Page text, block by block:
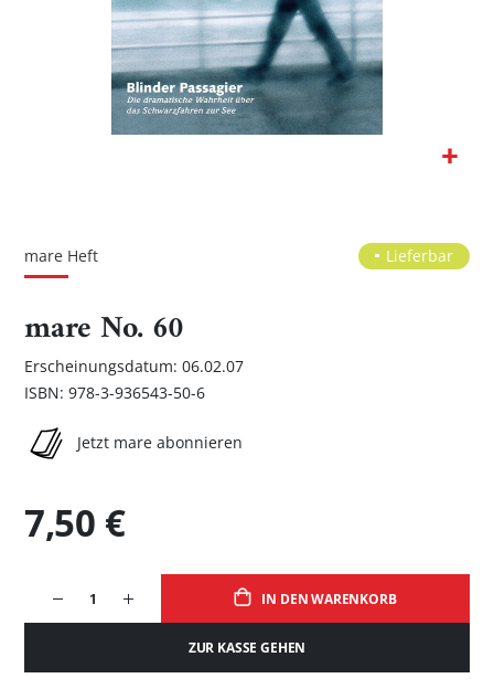
Bildgalerie
mare Heft Lieferbar
mare No. 60
Erscheinungsdatum: 06.02.07
ISBN: 978-3-936543-50-6
Jetzt mare abonnieren
IN DEN WARENKORB
ZUR KASSE GEHEN
7,50 €